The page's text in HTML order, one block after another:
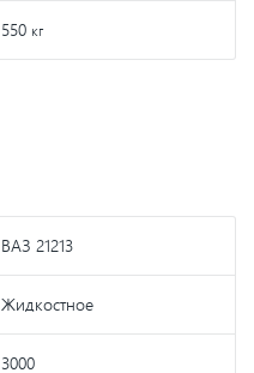
550 кг
ВАЗ 21213
Жидкостное
3000